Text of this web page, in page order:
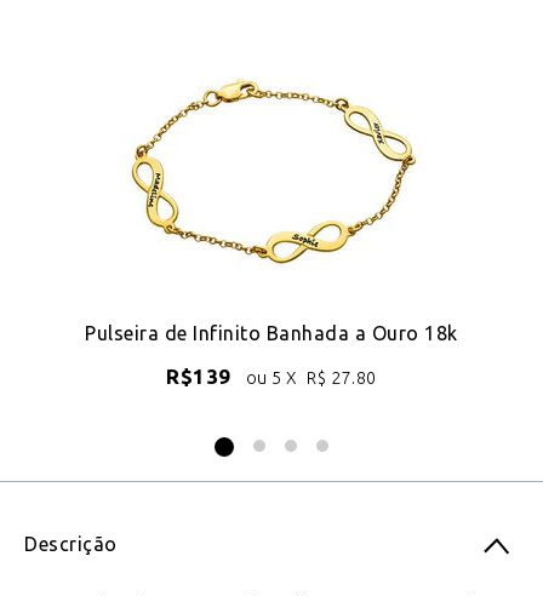
Pulseira de Infinito Banhada a Ouro 18k
R$139 ou 5 X R$ 27.80
Descrição